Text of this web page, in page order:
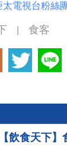
太電視台粉絲
食客
【飲食天下